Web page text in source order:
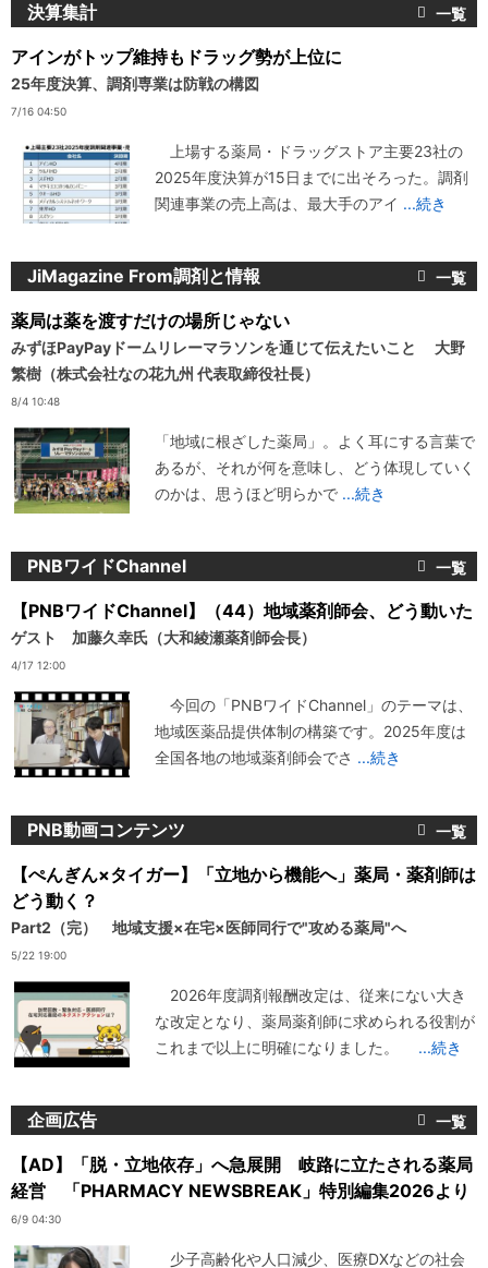
決算集計
アインがトップ維持もドラッグ勢が上位に
25年度決算、調剤専業は防戦の構図
7/16 04:50
上場する薬局・ドラッグストア主要23社の
2025年度決算が15日までに出そろった。調剤
関連事業の売上高は、最大手のアイ ...続き
JiMagazine From調剤と情報
薬局は薬を渡すだけの場所じゃない
みずほPayPayドームリレーマラソンを通じて伝えたいこと 大野
繁樹（株式会社なの花九州 代表取締役社長）
8/4 10:48
「地域に根ざした薬局」。よく耳にする言葉で
あるが、それが何を意味し、どう体現していく
のかは、思うほど明らかで ...続き
PNBワイドChannel
【PNBワイドChannel】（44）地域薬剤師会、どう動いた
ゲスト 加藤久幸氏（大和綾瀬薬剤師会長）
4/17 12:00
今回の「PNBワイドChannel」のテーマは、
地域医薬品提供体制の構築です。2025年度は
全国各地の地域薬剤師会でさ ...続き
PNB動画コンテンツ
【ぺんぎん×タイガー】「立地から機能へ」薬局・薬剤師は
どう動く？
Part2（完） 地域支援×在宅×医師同行で"攻める薬局"へ
5/22 19:00
2026年度調剤報酬改定は、従来にない大き
な改定となり、薬局薬剤師に求められる役割が
これまで以上に明確になりました。
...続き
企画広告
【AD】「脱・立地依存」へ急展開 岐路に立たされる薬局
経営 「PHARMACY NEWSBREAK」特別編集2026より
6/9 04:30
少子高齢化や人口減少、医療DXなどの社会